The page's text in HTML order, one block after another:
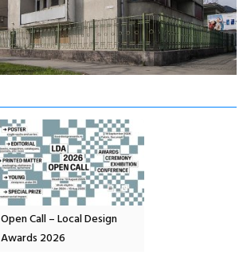
Open Call – Local Design
Awards 2026